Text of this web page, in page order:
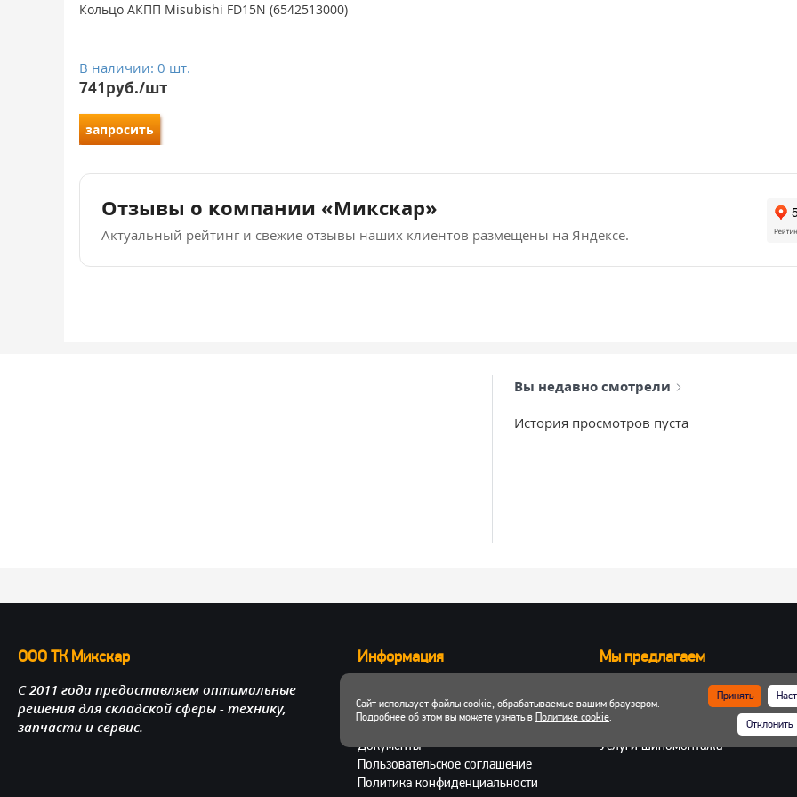
Кольцо АКПП Misubishi FD15N (6542513000)
В наличии: 0 шт.
741руб./шт
запросить
Отзывы о компании «Микскар»
Актуальный рейтинг и свежие отзывы наших клиентов размещены на Яндексе.
Вы недавно смотрели
История просмотров пуста
ООО ТК Микскар
С 2011 года предоставляем оптимальные
решения для складской сферы - технику,
запчасти и сервис.
Информация
Доставка и оплата
Личный кабинет
Документы
Пользовательское соглашение
Политика конфиденциальности
Мы предлагаем
Запчасти для вилочных
Запчасти для двигателей
Шины, колеса, диски
Услуги шиномонтажа
Сайт использует файлы cookie, обрабатываемые вашим браузером.
Подробнее об этом вы можете узнать в Политике cookie.
Принять
Отклонить